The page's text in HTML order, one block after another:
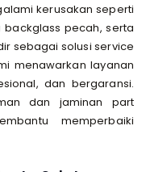
kerusakan seperti
pecah, serta
sebagai solusi service
menawarkan layanan
dan bergaransi.
dan jaminan part
memperbaiki